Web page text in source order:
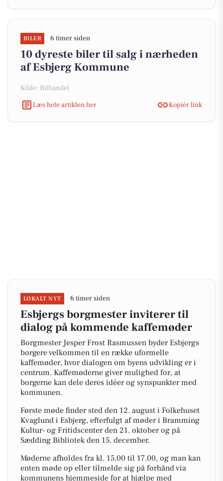
BILER 6 timer siden
10 dyreste biler til salg i nærheden
af Esbjerg Kommune
Kilde: Bilhandel
Læs hele artiklen her
Kopiér link
LOKALT NYT 6 timer siden
Esbjergs borgmester inviterer til
dialog på kommende kaffemøder
Borgmester Jesper Frost Rasmussen byder Esbjergs
borgere velkommen til en række uformelle
kaffemøder, hvor dialogen om byens udvikling er i
centrum. Kaffemøderne giver mulighed for, at
borgerne kan dele deres idéer og synspunkter med
kommunen.
Første møde finder sted den 12. august i Folkehuset
Kvaglund i Esbjerg, efterfulgt af møder i Bramming
Kultur- og Fritidscenter den 21. oktober og på
Sædding Bibliotek den 15. december.
Møderne afholdes fra kl. 15.00 til 17.00, og man kan
enten møde op eller tilmelde sig på forhånd via
kommunens hjemmeside for at hjælpe med